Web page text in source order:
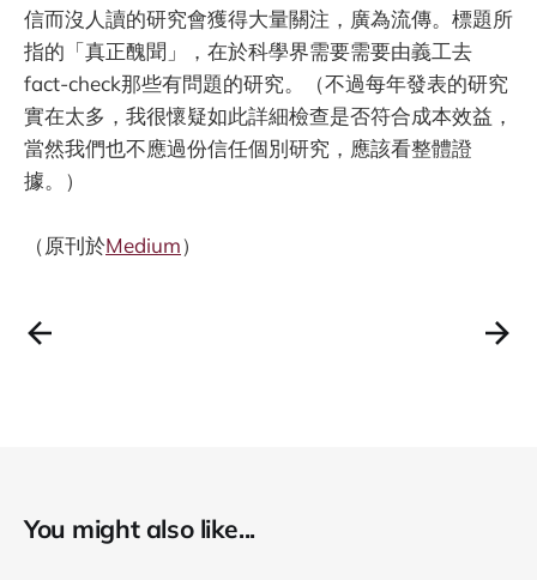
信而沒人讀的研究會獲得大量關注，廣為流傳。標題所
指的「真正醜聞」，在於科學界需要需要由義工去
fact-check那些有問題的研究。（不過每年發表的研究
實在太多，我很懷疑如此詳細檢查是否符合成本效益，
當然我們也不應過份信任個別研究，應該看整體證
據。）
（原刊於Medium）
You might also like...